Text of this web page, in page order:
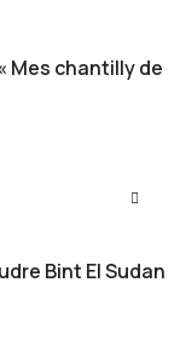
Mes chantilly de
Bint El Sudan